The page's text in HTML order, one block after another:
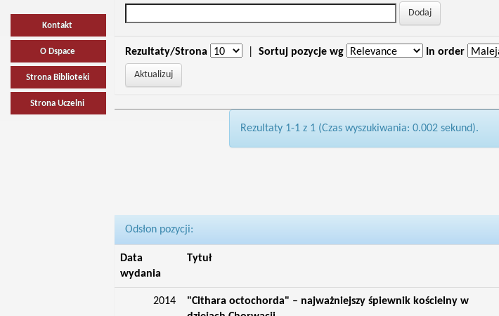
Kontakt
O Dspace
Strona Biblioteki
Strona Uczelni
Rezultaty/Strona Sortuj pozycje wg In order
Rezultaty 1-1 z 1 (Czas wyszukiwania: 0.002 sekund).
Odsłon pozycji:
Data
wydania
Tytuł
2014
"Cithara octochorda" – najważniejszy śpiewnik kościelny w